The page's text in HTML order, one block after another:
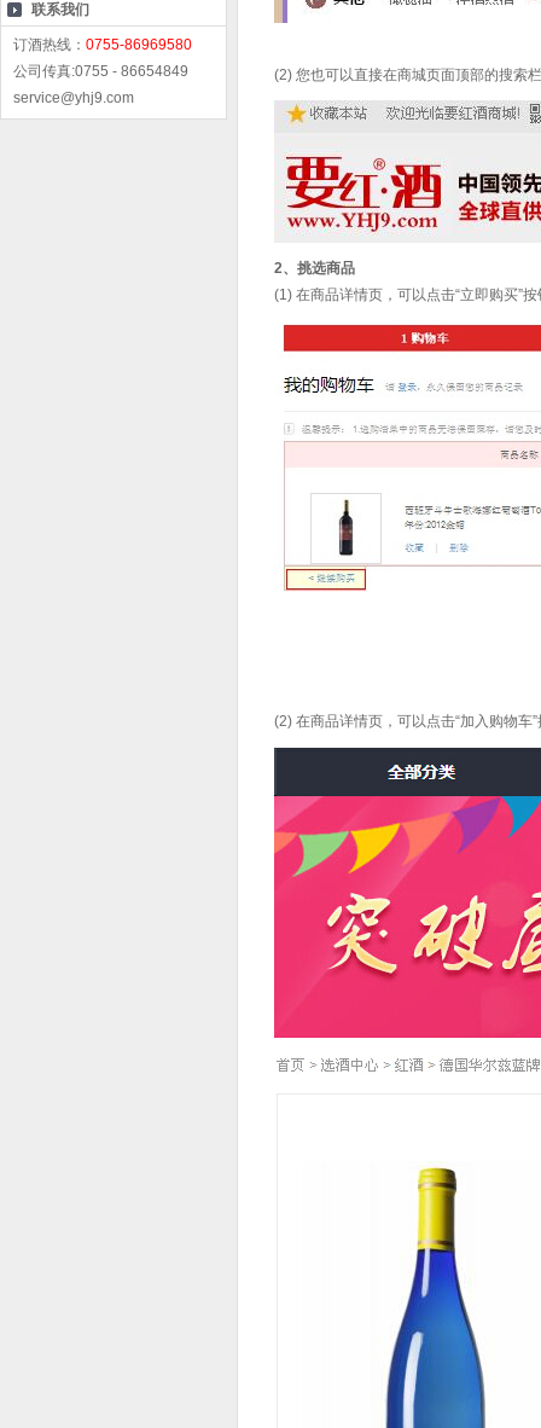
联系我们
订酒热线： 0755-86969580
公司传真:0755 - 86654849
service@yhj9.com
(2) 您也可以直接在商城页面顶部的搜索
2、挑选商品
(1) 在商品详情页，可以点击“立即购买”
(2) 在商品详情页，可以点击“加入购物